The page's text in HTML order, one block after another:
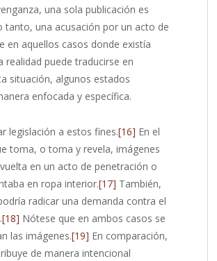
una sola publicación es
tanto, una acusación por un acto de
en aquellos casos donde existía
realidad puede traducirse en
situación, algunos estados
enfocada y específica.
legislación a estos fines.[16] En el
toma, o toma y revela, imágenes
en un acto de penetración o
en ropa interior.[17] También,
radicar una demanda contra el
[18] Nótese que en ambos casos se
las imágenes.[19] En comparación,
de manera intencional